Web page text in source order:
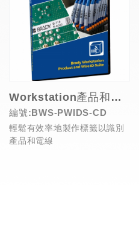
Workstation產品和電線識別套件
編號:BWS-PWIDS-CD
輕鬆有效率地製作標籤以識別
產品和電線